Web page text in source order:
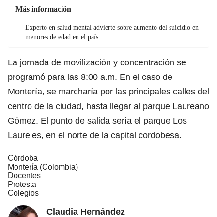
Más información
Experto en salud mental advierte sobre aumento del suicidio en
menores de edad en el país
La jornada de movilización y concentración se
programó para las 8:00 a.m. En el caso de
Montería, se marcharía por las principales calles del
centro de la ciudad, hasta llegar al parque Laureano
Gómez. El punto de salida sería el parque Los
Laureles, en el norte de la capital cordobesa.
Córdoba
Montería (Colombia)
Docentes
Protesta
Colegios
Claudia Hernández